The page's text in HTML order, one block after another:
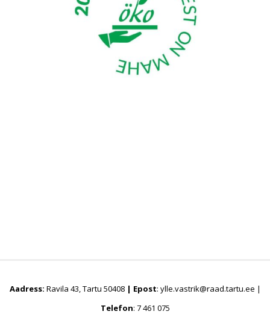
Aadress: Ravila 43, Tartu 50408| Epost: ylle.vastrik@raad.tartu.ee |
Telefon: 7 461 075